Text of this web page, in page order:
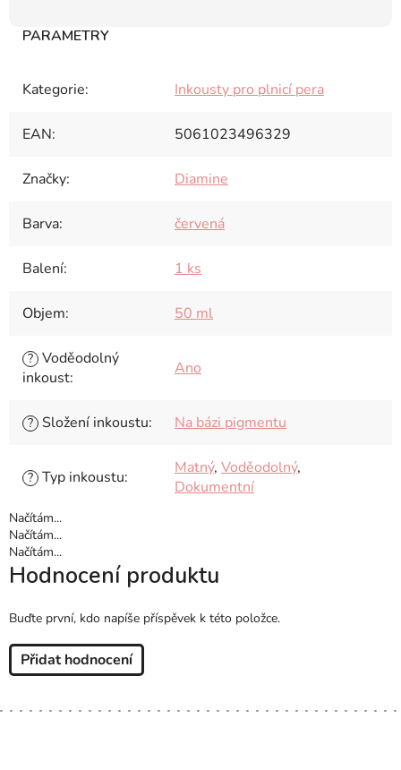
Kategorie: Inkousty pro plnicí pera
EAN: 5061023496329
Značky: Diamine
Barva: červená
Balení: 1 ks
Objem: 50 ml
? Voděodolný
inkoust: Ano
? Složení inkoustu: Na bázi pigmentu
? Typ inkoustu: Matný, Voděodolný,
Dokumentní
Načítám...
Načítám...
Načítám...
Hodnocení produktu
Buďte první, kdo napíše příspěvek k této položce.
Přidat hodnocení